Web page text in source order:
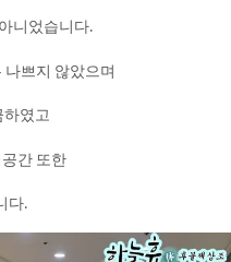
니었습니다.
쁘지 않았으며
하였고
간 또한
다.